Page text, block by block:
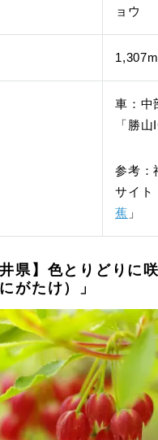
ョウ
1,307m
車：中
「勝
参考：
サイト
蕉 」
県】色とりどりに
がたけ）」